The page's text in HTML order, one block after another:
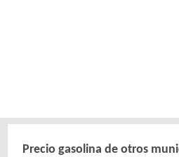
Precio gasolina de otros